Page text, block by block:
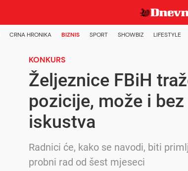
CRNA HRONIKA BIZNIS SPORT SHOWBIZ LIFESTYLE
KONKURS
Željeznice FBiH
pozicije, može i
iskustva
Radnici će, kako se navodi, biti
probni rad od šest mjeseci